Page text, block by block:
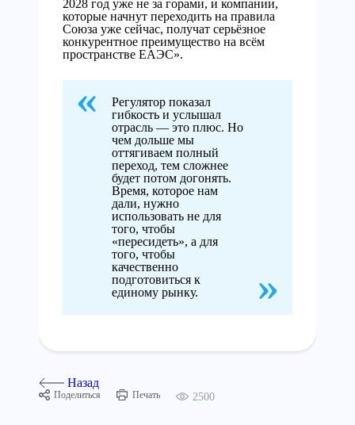
2028 год уже не за горами, и компании,
которые начнут переходить на правила
Союза уже сейчас, получат серьёзное
конкурентное преимущество на всём
пространстве ЕАЭС».
Регулятор показал
гибкость и услышал
отрасль — это плюс. Но
чем дольше мы
оттягиваем полный
переход, тем сложнее
будет потом догонять.
Время, которое нам
дали, нужно
использовать не для
того, чтобы
«пересидеть», а для
того, чтобы
качественно
подготовиться к
единому рынку.
Назад
Поделиться Печать 2500